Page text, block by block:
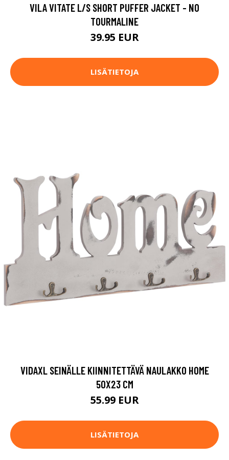
VILA VITATE L/S SHORT PUFFER JACKET - NO
TOURMALINE
39.95 EUR
LISÄTIETOJA
VIDAXL SEINÄLLE KIINNITETTÄVÄ NAULAKKO HOME
50X23 CM
55.99 EUR
LISÄTIETOJA